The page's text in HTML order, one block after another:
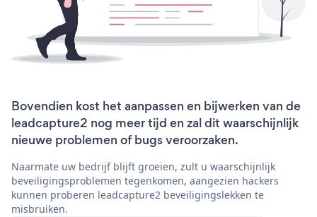
Bovendien kost het aanpassen en bijwerken van de
leadcapture2 nog meer tijd en zal dit waarschijnlijk
nieuwe problemen of bugs veroorzaken.
Naarmate uw bedrijf blijft groeien, zult u waarschijnlijk
beveiligingsproblemen tegenkomen, aangezien hackers
kunnen proberen leadcapture2 beveiligingslekken te
misbruiken.